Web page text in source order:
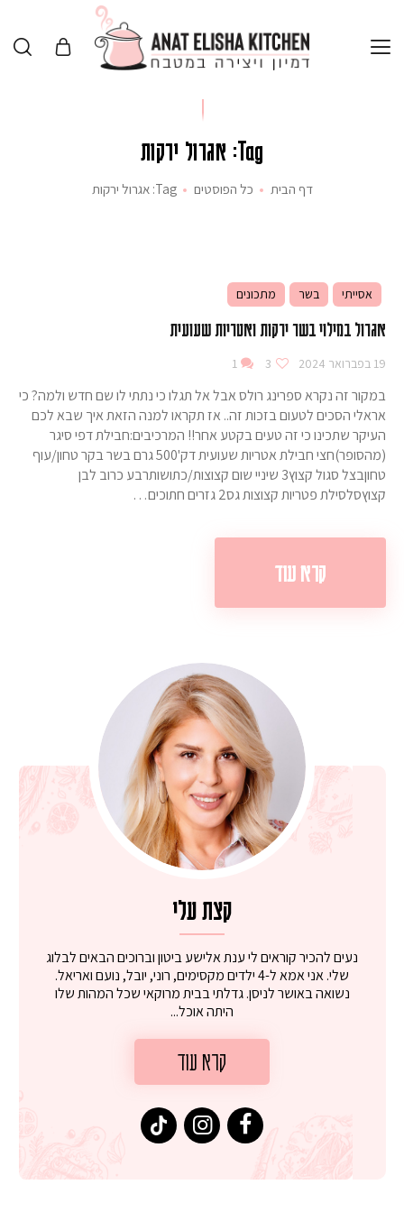
Tag: אגרול ירקות
דף הבית כל הפוסטים Tag: אגרול ירקות
אסייתי בשר מתכונים
אגרול במילוי בשר ירקות ואטריות שעועית
19 בפברואר 2024 3
1
במקור זה נקרא ספרינג רולס אבל אל תגלו כי נתתי לו שם חדש ולמה? כי
אראלי הסכים לטעום בזכות זה.. אז תקראו למנה הזאת איך שבא לכם
העיקר שתכינו כי זה טעים בקטע אחר!! המרכיבים:חבילת דפי סיגר
(מהסופר)חצי חבילת אטריות שעועית דק'500 גרם בשר בקר טחון/עוף
טחוןבצל סגול קצוץ3 שיניי שום קצוצות/כתושותרבע כרוב לבן
קצוץסלסילת פטריות קצוצות גס2 גזרים חתוכים…
קרא עוד
קצת עלי
נעים להכיר קוראים לי ענת אלישע ביטון וברוכים הבאים לבלוג
שלי. אני אמא ל-4 ילדים מקסימים, רוני, יובל, נועם ואריאל.
נשואה באושר לניסן. גדלתי בבית מרוקאי שכל המהות שלו
היתה אוכל...
קרא עוד